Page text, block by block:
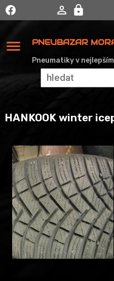
menu PNEUBAZAR
Pneumatiky v
HANKOOK winter